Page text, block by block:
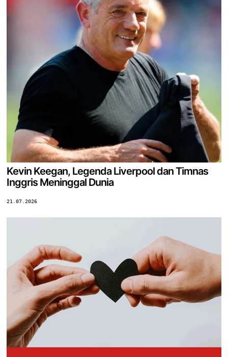
Kevin Keegan, Legenda Liverpool dan Timnas
Inggris Meninggal Dunia
21.07.2026